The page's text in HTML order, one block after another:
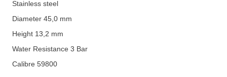
Stainless steel
Diameter 45,0 mm
Height 13,2 mm
Water Resistance 3 Bar
Calibre 59800